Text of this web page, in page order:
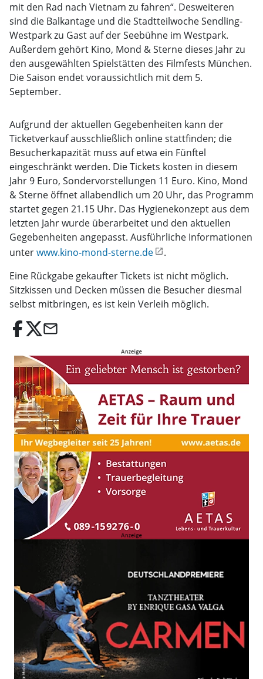
mit den Rad nach Vietnam zu fahren“. Desweiteren
sind die Balkantage und die Stadtteilwoche Sendling-
Westpark zu Gast auf der Seebühne im Westpark.
Außerdem gehört Kino, Mond & Sterne dieses Jahr zu
den ausgewählten Spielstätten des Filmfests München.
Die Saison endet voraussichtlich mit dem 5.
September.
Aufgrund der aktuellen Gegebenheiten kann der
Ticketverkauf ausschließlich online stattfinden; die
Besucherkapazität muss auf etwa ein Fünftel
eingeschränkt werden. Die Tickets kosten in diesem
Jahr 9 Euro, Sondervorstellungen 11 Euro. Kino, Mond
& Sterne öffnet allabendlich um 20 Uhr, das Programm
startet gegen 21.15 Uhr. Das Hygienekonzept aus dem
letzten Jahr wurde überarbeitet und den aktuellen
Gegebenheiten angepasst. Ausführliche Informationen
unterwww.kino-mond-sterne.de
.
Eine Rückgabe gekaufter Tickets ist nicht möglich.
Sitzkissen und Decken müssen die Besucher diesmal
selbst mitbringen, es ist kein Verleih möglich.
email